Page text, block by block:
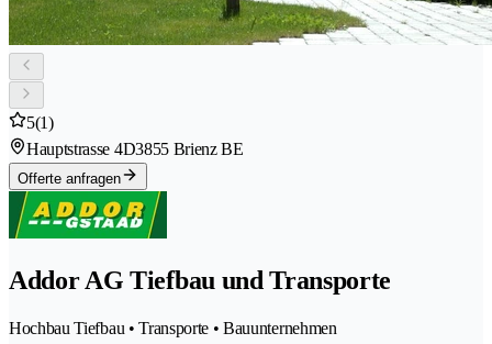
5(1)
Hauptstrasse 4D3855 Brienz BE
Offerte anfragen
Addor AG Tiefbau und Transporte
Hochbau Tiefbau • Transporte • Bauunternehmen